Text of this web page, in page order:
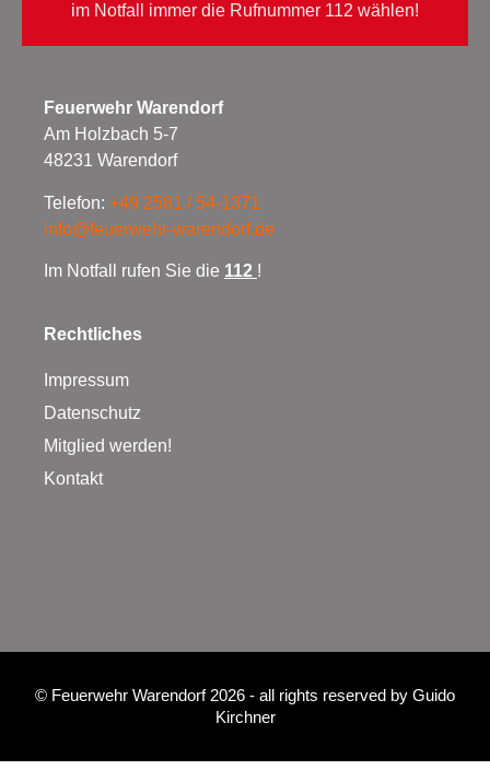
im Notfall immer die Rufnummer 112 wählen!
Feuerwehr Warendorf
Am Holzbach 5-7
48231 Warendorf
Telefon: +49 2581 / 54-1371
info@feuerwehr-warendorf.de
Im Notfall rufen Sie die 112 !
Rechtliches
Impressum
Datenschutz
Mitglied werden!
Kontakt
© Feuerwehr Warendorf 2026 - all rights reserved by Guido
Kirchner